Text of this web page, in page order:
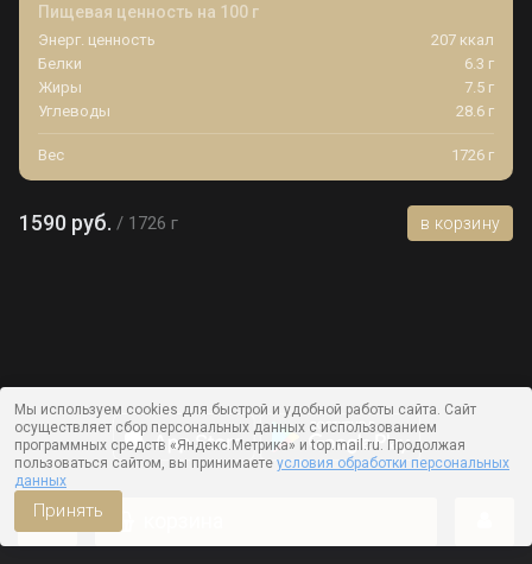
Пищевая ценность на 100 г
Энерг. ценность
207 ккал
Белки
6.3 г
Жиры
7.5 г
Углеводы
28.6 г
Вес 1726 г
1590 руб. 1726 г в корзину
Мы используем cookies для быстрой и удобной работы сайта. Сайт
осуществляет сбор персональных данных с использованием
программных средств «Яндекс.Метрика» и top.mail.ru. Продолжая
пользоваться сайтом, вы принимаете условия обработки персональных
данных
Принять